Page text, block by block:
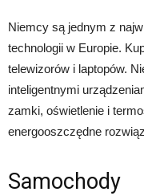
Niemcy są jednym z
technologii w Europie.
telewizorów i laptopów.
inteligentnymi
zamki, oświetlenie i
energooszczędne
Samochody